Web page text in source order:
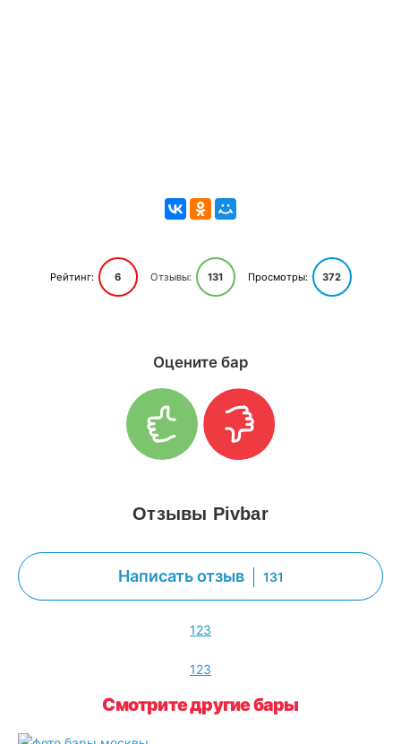
Рейтинг: 6 Отзывы: 131 Просмотры: 372
Оцените бар
Отзывы Pivbar
Написать отзыв 131
123
123
Смотрите другие бары